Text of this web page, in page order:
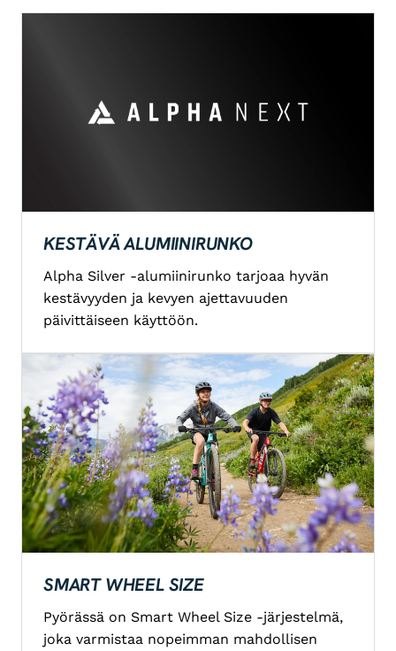
KESTÄVÄ ALUMIINIRUNKO
Alpha Silver -alumiinirunko tarjoaa hyvän
kestävyyden ja kevyen ajettavuuden
päivittäiseen käyttöön.
SMART WHEEL SIZE
Pyörässä on Smart Wheel Size -järjestelmä,
joka varmistaa nopeimman mahdollisen